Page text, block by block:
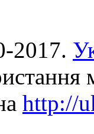
2017.
http://